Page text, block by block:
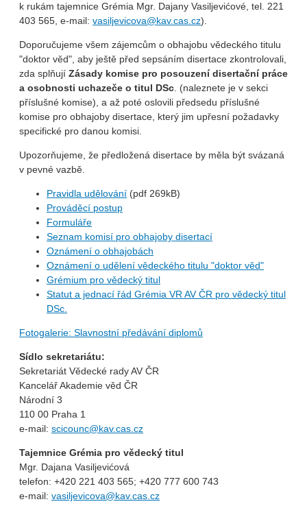
k rukám tajemnice Grémia Mgr. Dajany Vasiljevićové, tel. 221
403 565, e-mail: vasiljevicova@kav.cas.cz).
Doporučujeme všem zájemcům o obhajobu vědeckého titulu
"doktor věd", aby ještě před sepsáním disertace zkontrolovali,
zda splňují Zásady komise pro posouzení disertační práce
a osobnosti uchazeče o titul DSc. (naleznete je v sekci
příslušné komise), a až poté oslovili předsedu příslušné
komise pro obhajoby disertace, který jim upřesní požadavky
specifické pro danou komisi.
Upozorňujeme, že předložená disertace by měla být svázaná
v pevné vazbě.
Pravidla udělování (pdf 269kB)
Prováděcí postup
Formuláře
Seznam komisí pro obhajoby disertací
Oznámení o obhajobách
Oznámení o udělení vědeckého titulu "doktor věd"
Grémium pro vědecký titul
Statut a jednací řád Grémia VR AV ČR pro vědecký titul
DSc.
Fotogalerie: Slavnostní předávání diplomů
Sídlo sekretariátu:
Sekretariát Vědecké rady AV ČR
Kancelář Akademie věd ČR
Národní 3
110 00 Praha 1
e-mail: scicounc@kav.cas.cz
Tajemnice Grémia pro vědecký titul
Mgr. Dajana Vasiljevićová
telefon: +420 221 403 565; +420 777 600 743
e-mail: vasiljevicova@kav.cas.cz